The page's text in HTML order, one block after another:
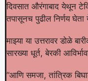
दिवसात औरंगाबाद येथून
तपासूनच पुढील निर्णय घेता
माझ्या या उत्तरावर डोळे
सारख्या धूर्त, बेरकी
“आणि समजा, तांत्रिक